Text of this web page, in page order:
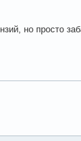
но просто